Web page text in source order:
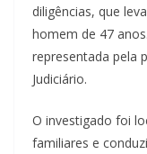
diligências, que
homem de 47
representada pela
Judiciário.
O investigado foi
familiares e